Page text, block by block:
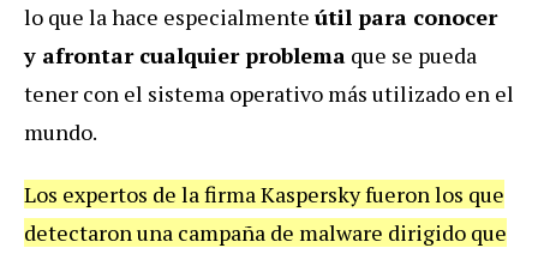
lo que la hace especialmente útil para conocer
y afrontar cualquier problema que se pueda
tener con el sistema operativo más utilizado en el
mundo.
Los expertos de la firma Kaspersky fueron los que
detectaron una campaña de malware dirigido que